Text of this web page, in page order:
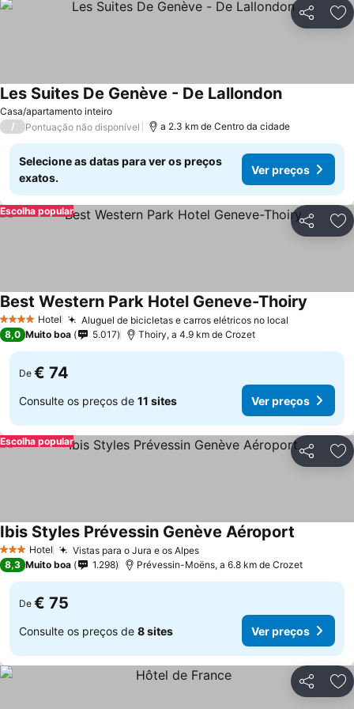
Partilhar
Casa/apartamento inteiro
Les Suites De Genève - De Lallondon
/ Pontuação não disponível a 2.3 km de Centro da cidade
Selecione as datas para ver os preços
exatos.
Ver preços
Partilhar
Escolha popular
4 EstrelasHotel Aluguel de bicicletas e carros elétricos no local
Best Western Park Hotel Geneve-Thoiry
8,0 Muito boa 5.017 Thoiry, a 4.9 km de Crozet
De € 74
Consulte os preços de 11 sites Ver preços
Partilhar
Escolha popular
3 EstrelasHotel Vistas para o Jura e os Alpes
Ibis Styles Prévessin Genève Aéroport
8,3 Muito boa 1.298 Prévessin-Moëns, a 6.8 km de Crozet
De € 75
Consulte os preços de 8 sites Ver preços
Partilhar